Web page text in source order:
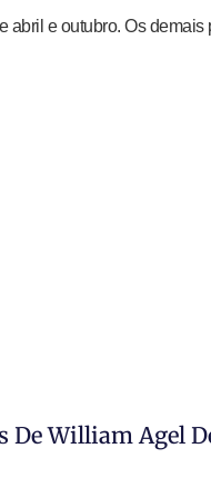
abril e outubro. Os
De William Agel